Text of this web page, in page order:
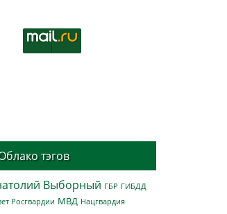
тэгов
Выборный ГБР ГИБДД
Росгвардии МВД Нацгвардия